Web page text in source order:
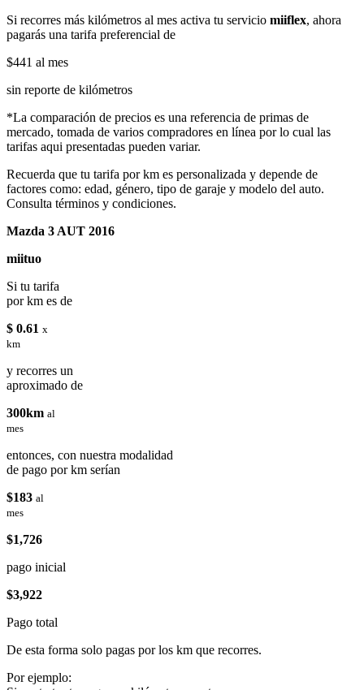
Si recorres más kilómetros al mes activa tu servicio miiflex, ahora
pagarás una tarifa preferencial de
$441 al mes
sin reporte de kilómetros
*La comparación de precios es una referencia de primas de
mercado, tomada de varios compradores en línea por lo cual las
tarifas aqui presentadas pueden variar.
Recuerda que tu tarifa por km es personalizada y depende de
factores como: edad, género, tipo de garaje y modelo del auto.
Consulta términos y condiciones.
Mazda 3 AUT 2016
miituo
Si tu tarifa
por km es de
$ 0.61 x
km
y recorres un
aproximado de
300km al
mes
entonces, con nuestra modalidad
de pago por km serían
$183 al
mes
$1,726
pago inicial
$3,922
Pago total
De esta forma solo pagas por los km que recorres.
Por ejemplo: